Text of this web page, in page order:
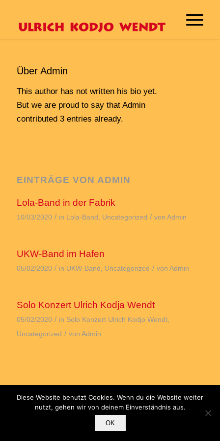
Über Admin
This author has not written his bio yet.
But we are proud to say that Admin
contributed 3 entries already.
EINTRÄGE VON ADMIN
Lola-Band in der Fabrik
10/03/2020 / in Lola-Band Uncategorized / von Admin
UKW-Band im Hafen
05/02/2020 / in UKW-Band Uncategorized / von Admin
Solo Konzert Ulrich Kodja Wendt
05/02/2020 / in Solo Konzert Ulrich Kodjo Wendt,
Uncategorized / von Admin
post@ulrichwendt.de"|
Diese Website benutzt Cookies. Wenn du die Website weiter
nutzt, gehen wir von deinem Einverständnis aus.
OK